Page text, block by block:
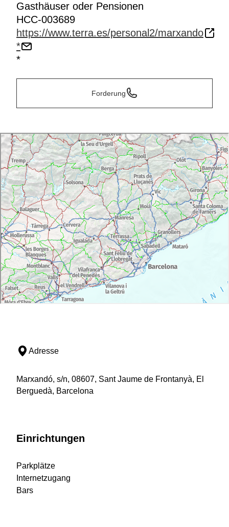
Gasthäuser oder Pensionen
HCC-003689
https://www.terra.es/personal2/marxando
*
*
Forderung
Adresse
Marxandó, s/n, 08607, Sant Jaume de Frontanyà, El
Berguedà, Barcelona
Einrichtungen
Parkplätze
Internetzugang
Bars